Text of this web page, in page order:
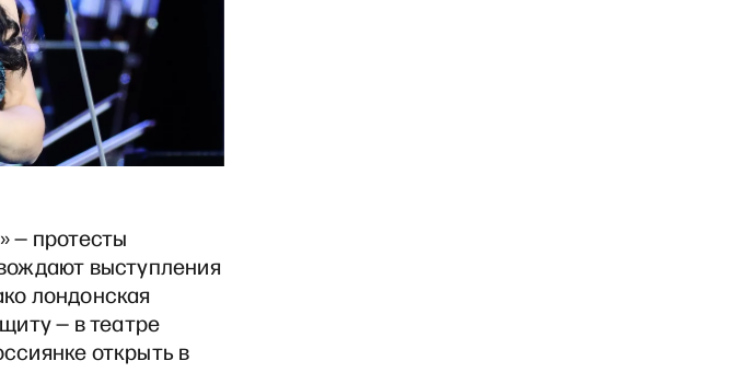
— протесты
выступления
лондонская
— в театре
открыть в